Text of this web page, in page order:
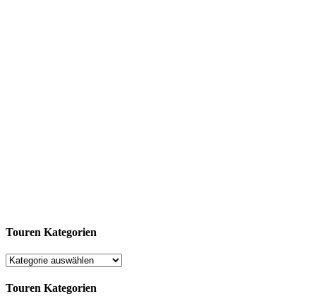
Touren Kategorien
Touren Kategorien